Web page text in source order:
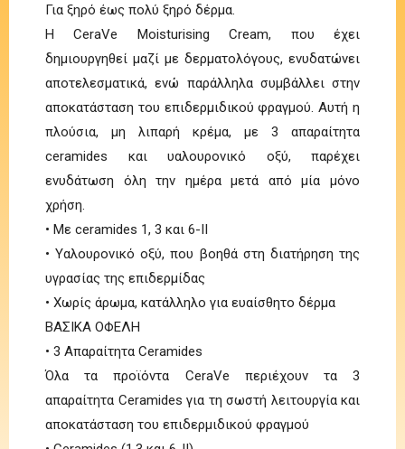
Για ξηρό έως πολύ ξηρό δέρμα.
Η CeraVe Moisturising Cream, που έχει
δημιουργηθεί μαζί με δερματολόγους, ενυδατώνει
αποτελεσματικά, ενώ παράλληλα συμβάλλει στην
αποκατάσταση του επιδερμιδικού φραγμού. Αυτή η
πλούσια, μη λιπαρή κρέμα, με 3 απαραίτητα
ceramides και υαλουρονικό οξύ, παρέχει
ενυδάτωση όλη την ημέρα μετά από μία μόνο
χρήση.
• Με ceramides 1, 3 και 6-ΙΙ
• Υαλουρονικό οξύ, που βοηθά στη διατήρηση της
υγρασίας της επιδερμίδας
• Χωρίς άρωμα, κατάλληλο για ευαίσθητο δέρμα
ΒΑΣΙΚΑ ΟΦΕΛΗ
• 3 Απαραίτητα Ceramides
Όλα τα προϊόντα CeraVe περιέχουν τα 3
απαραίτητα Ceramides για τη σωστή λειτουργία και
αποκατάσταση του επιδερμιδικού φραγμού